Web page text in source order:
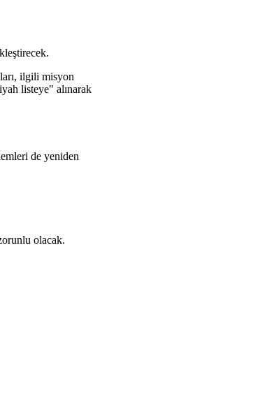
ilgili misyon
listeye" alınarak
de yeniden
olacak.